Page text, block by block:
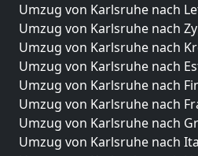
Umzug von Karlsruhe nach
Umzug von Karlsruhe nach
Umzug von Karlsruhe nach
Umzug von Karlsruhe nach
Umzug von Karlsruhe nach
Umzug von Karlsruhe nach
Umzug von Karlsruhe nach
Umzug von Karlsruhe nach